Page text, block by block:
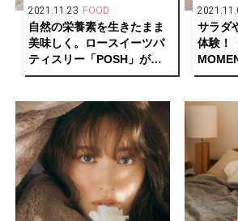
2021.11.23 FOOD
自然の栄養素を生きたまま
美味しく。ロースイーツパ
ティスリー「POSH」が清
澄白河にオープン！
サラダ
体験！
とコラ